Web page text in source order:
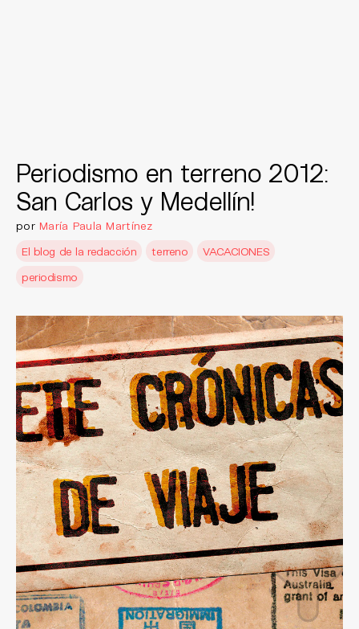
Periodismo en terreno 2012:
San Carlos y Medellín!
por María Paula Martínez
El blog de la redacción
terreno
VACACIONES
periodismo